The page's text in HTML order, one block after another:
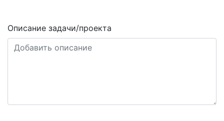
Описание задачи/проекта